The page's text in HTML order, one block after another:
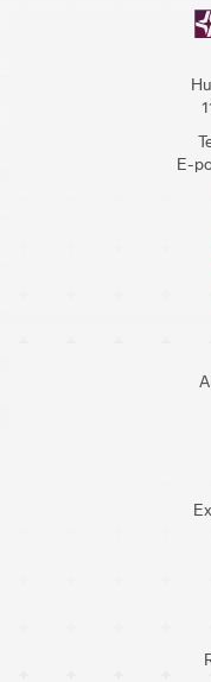
E-